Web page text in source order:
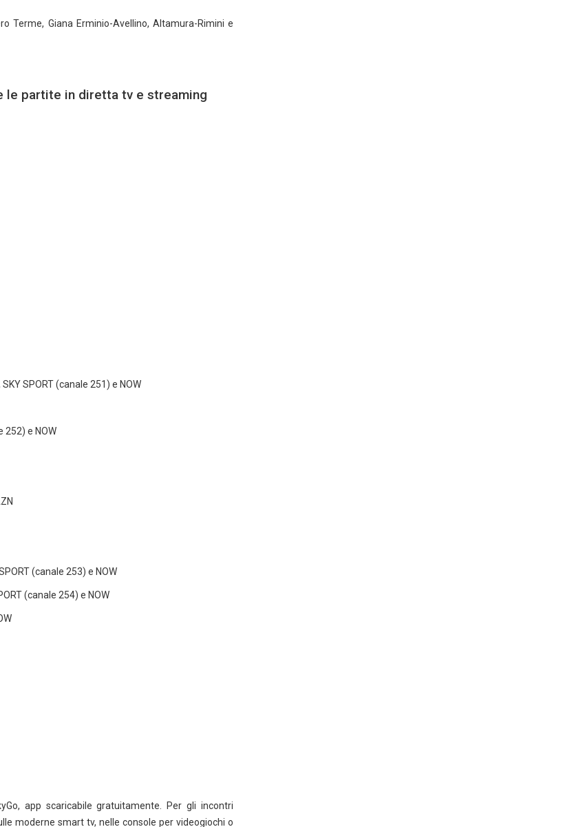
Terme, Giana Erminio-Avellino, Altamura-Rimini e
le partite in diretta tv e streaming
SPORT (canale 251) e NOW
252) e NOW
(canale 253) e NOW
(canale 254) e NOW
app scaricabile gratuitamente. Per gli incontri
moderne smart tv, nelle console per videogiochi o